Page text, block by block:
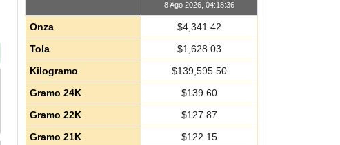
8 Ago 2026, 04:18:36
Onza $4,341.42
Tola
$1,628.03
Kilogramo
$139,595.50
Gramo 24K
$139.60
Gramo 22K
$127.87
Gramo 21K
$122.15